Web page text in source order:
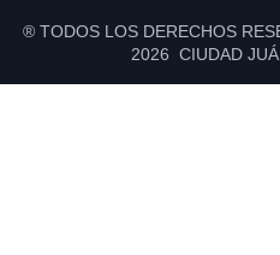
® TODOS LOS DERECHOS
2026 CIUDAD